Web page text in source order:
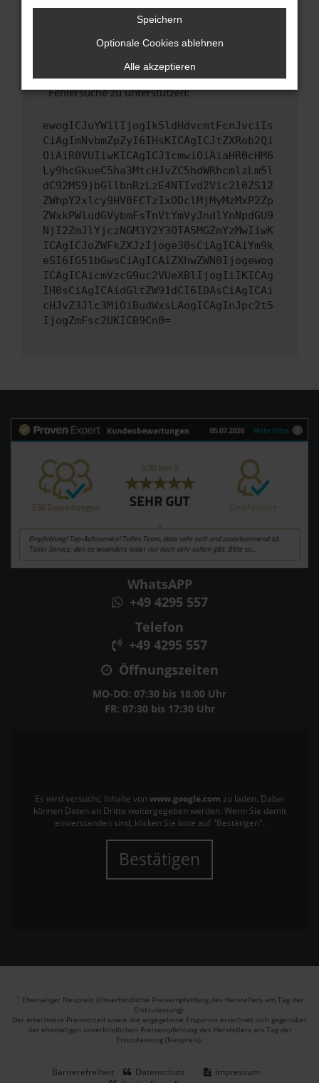
Wende dich an den Webseitenbetreiber.
Wenn du alle oben genannten Schritte versucht
hast, kontaktiere uns bitte. Wir werden
versuchen, das Problem zu beheben. Du kannst
uns diesen Text schicken, um uns bei der
Fehlersuche zu unterstützen:
ewogICJuYW1lIjogIk5ldHdvcmtFcnJvciIs
CiAgImNvbmZpZyI6IHsKICAgICJtZXRob2Qi
OiAiR0VUIiwKICAgICJ1cmwiOiAiaHR0cHM6
Ly9hcGkueC5ha3MtcHJvZC5hdWRhcmlzLm5l
dC92MS9jbGllbnRzLzE4NTIvd2Vic2l0ZS12
ZWhpY2xlcy9HV0FCTzIxODclMjMyMzMxP2Zp
ZWxkPWludGVybmFsTnVtYmVyJndlYnNpdGU9
NjI2ZmJlYjczNGM3Y2Y3OTA5MGZmYzMwIiwK
ICAgICJoZWFkZXJzIjoge30sCiAgICAiYm9k
eSI6IG51bGwsCiAgICAiZXhwZWN0Ijogewog
ICAgICAicmVzcG9uc2VUeXBlIjogIiIKICAg
IH0sCiAgICAidGltZW91dCI6IDAsCiAgICAi
cHJvZ3Jlc3MiOiBudWxsLAogICAgInJpc2t5
IjogZmFsc2UKICB9Cn0=
WhatsAPP
+49 4295 557
Telefon
+49 4295 557
Öffnungszeiten
MO-DO: 07:30 bis 18:00 Uhr
FR: 07:30 bis 17:30 Uhr
Es wird versucht, Inhalte von www.google.com zu laden. Dabei
können Daten an Dritte weitergegeben werden. Wenn Sie damit
einverstanden sind, klicken Sie bitte auf "Bestätigen".
Bestätigen
1 Ehemaliger Neupreis (Unverbindliche Preisempfehlung des Herstellers am Tag der
Erstzulassung).
Der errechnete Preisvorteil sowie die angegebene Ersparnis errechnet sich gegenüber
der ehemaligen unverbindlichen Preisempfehlung des Herstellers am Tag der
Erstzulassung (Neupreis).
Barrierefreiheit Datenschutz
Impressum
Speichern
Optionale Cookies ablehnen
Alle akzeptieren